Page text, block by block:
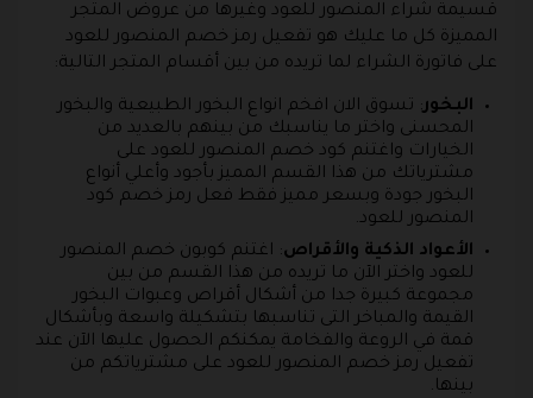
قسيمة شراء المنصور للعود وغيرها من عروض المتجر
المميزة كل ما عليك هو تفعيل رمز خصم المنصور للعود
على فاتورة الشراء لما تريده من بين أقسام المتجر التالية:
البخور: تسوق الان افخم انواع البخور الطبيعية والبخور
المحسنى واختر ما يناسبك من بينهم بالعديد من
الخيارات واغتنم كود خصم المنصور للعود على
مشترياتك من هذا القسم المميز بأجود وأعلي أنواع
البخور جودة وبسعر مميز فقط فعل رمز خصم كود
المنصور للعود.
الأعواد الذكية والأقراص: اغتنم كوبون خصم المنصور
للعود واختر الآن ما تريده من هذا القسم من بين
مجموعة كبيرة جدا من أشكال أقراص وعبوات البخور
القيمة والمباخر التى تناسبها بتشكيلة واسعة وبأشكال
قمة في الروعة والفخامة يمكنكم الحصول عليها الآن عند
تفعيل رمز خصم المنصور للعود على مشترياتكم من
بينها.